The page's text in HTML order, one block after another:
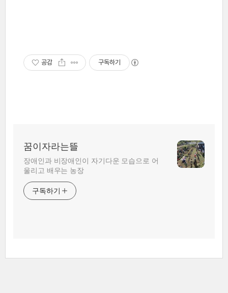
공감 구독하기
꿈이자라는뜰
장애인과 비장애인이 자기다운 모습으로 어
울리고 배우는 농장
구독하기